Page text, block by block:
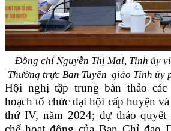
Đồng chí Nguyễn Thị Mai, Tỉnh ủy
Thường trực Ban Tuyên giáo Tỉnh ủy
Hội nghị tập trung bàn thảo
hoạch tổ chức đại hội cấp huyện
thứ IV, năm 2024; dự thảoq